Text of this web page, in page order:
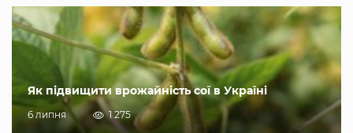
Як підвищити врожайність сої в Україні
6 липня 1 275